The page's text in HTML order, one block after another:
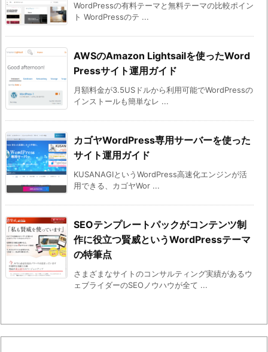
WordPressの有料テーマと無料テーマの比較ポイン
ト WordPressのテ ...
AWSのAmazon Lightsailを使ったWord
Pressサイト運用ガイド
月額料金が3.5USドルから利用可能でWordPressの
インストールも簡単なレ ...
カゴヤWordPress専用サーバーを使った
サイト運用ガイド
KUSANAGIというWordPress高速化エンジンが活
用できる、カゴヤWor ...
SEOテンプレートパックがコンテンツ制
作に役立つ賢威というWordPressテーマ
の特筆点
さまざまなサイトのコンサルティング実績があるウ
ェブライダーのSEOノウハウが全て ...